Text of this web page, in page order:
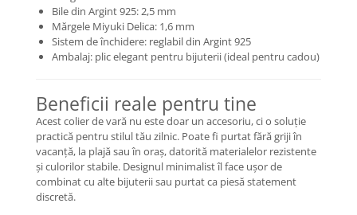
Brățări elastice cu pietre
semiprețioase
BRĂȚĂRI DE PICIOR
Brățări de picior din Argint
COLIERE
Coliere cu mărgele colorate și
Argint
Coliere cu pietre semiprețioase
Bile din Argint 925: 2,5 mm
Mărgele Miyuki Delica: 1,6 mm
Sistem de închidere: reglabil din Argint 925
Ambalaj: plic elegant pentru bijuterii (ideal pentru cadou)
Beneficii reale pentru tine
Acest colier de vară nu este doar un accesoriu, ci o soluție
practică pentru stilul tău zilnic. Poate fi purtat fără griji în
vacanță, la plajă sau în oraș, datorită materialelor rezistente
și culorilor stabile. Designul minimalist îl face ușor de
combinat cu alte bijuterii sau purtat ca piesă statement
discretă.